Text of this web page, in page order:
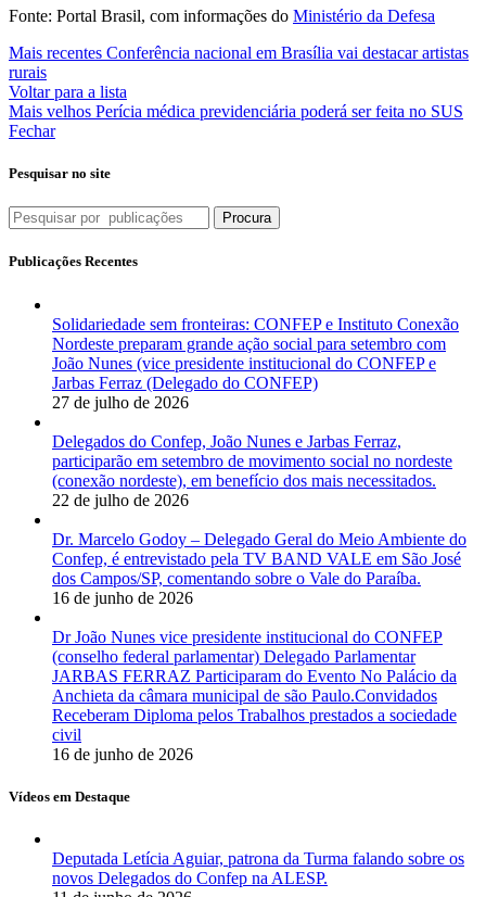
Fonte: Portal Brasil, com informações do Ministério da Defesa
Mais recentes Conferência nacional em Brasília vai destacar artistas
rurais
Voltar para a lista
Mais velhos Perícia médica previdenciária poderá ser feita no SUS
Fechar
Pesquisar no site
Procura
Publicações Recentes
Solidariedade sem fronteiras: CONFEP e Instituto Conexão
Nordeste preparam grande ação social para setembro com
João Nunes (vice presidente institucional do CONFEP e
Jarbas Ferraz (Delegado do CONFEP)
27 de julho de 2026
Delegados do Confep, João Nunes e Jarbas Ferraz,
participarão em setembro de movimento social no nordeste
(conexão nordeste), em benefício dos mais necessitados.
22 de julho de 2026
Dr. Marcelo Godoy – Delegado Geral do Meio Ambiente do
Confep, é entrevistado pela TV BAND VALE em São José
dos Campos/SP, comentando sobre o Vale do Paraíba.
16 de junho de 2026
Dr João Nunes vice presidente institucional do CONFEP
(conselho federal parlamentar) Delegado Parlamentar
JARBAS FERRAZ Participaram do Evento No Palácio da
Anchieta da câmara municipal de são Paulo.Convidados
Receberam Diploma pelos Trabalhos prestados a sociedade
civil
16 de junho de 2026
Vídeos em Destaque
Deputada Letícia Aguiar, patrona da Turma falando sobre os
novos Delegados do Confep na ALESP.